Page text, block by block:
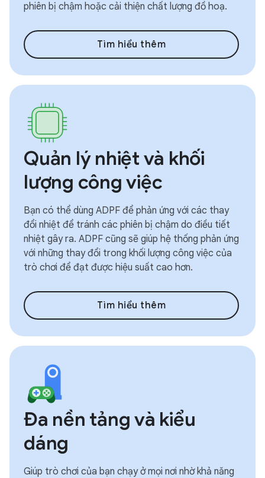
phiên bị chậm hoặc cải thiện chất lượng đồ hoạ.
Tìm hiểu thêm
Quản lý nhiệt và khối
lượng công việc
Bạn có thể dùng ADPF để phản ứng với các thay
đổi nhiệt để tránh các phiên bị chậm do điều tiết
nhiệt gây ra. ADPF cũng sẽ giúp hệ thống phản ứng
với những thay đổi trong khối lượng công việc của
trò chơi để đạt được hiệu suất cao hơn.
Tìm hiểu thêm
Đa nền tảng và kiểu
dáng
Giúp trò chơi của bạn chạy ở mọi nơi nhờ khả năng